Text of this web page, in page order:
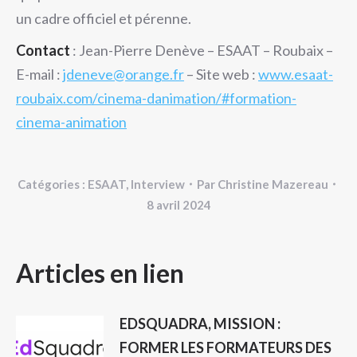
un cadre officiel et pérenne.
Contact : Jean-Pierre Denève – ESAAT – Roubaix –
E-mail :jdeneve@orange.fr– Site web :www.esaat-
roubaix.com/cinema-danimation/#formation-
cinema-animation
Catégories : ESAAT, Interview Par Christine Mazereau
8 avril 2024
NAVIGATION
ARTICLE
Articles en lien
EDSQUADRA, MISSION :
FORMER LES FORMATEURS DES